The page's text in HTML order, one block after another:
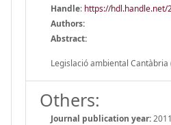
Handle: https://hdl.handle.net/
Authors:
Abstract:
Legislació ambiental
Others:
Journal publication year:2011